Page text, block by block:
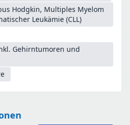
Hodgkin, Multiples Myelom
Leukämie (CLL)
Gehirntumoren und